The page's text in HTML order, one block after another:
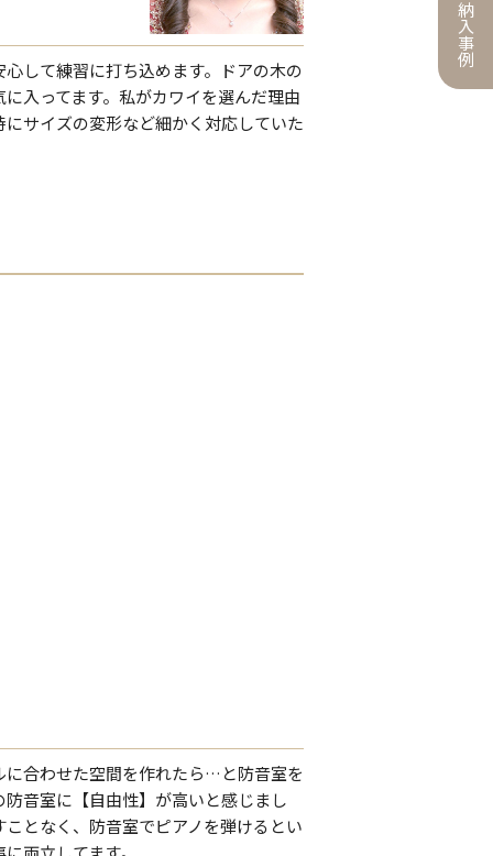
納入事例
して練習に打ち込めます。ドアの木の
入ってます。私がカワイを選んだ理由
サイズの変形など細かく対応していた
に合わせた空間を作れたら…と防音室を
音室に【自由性】が高いと感じまし
となく、防音室でピアノを弾けるとい